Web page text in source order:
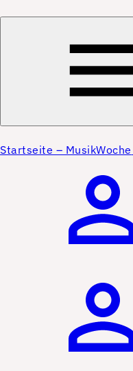
Startseite – MusikWoche